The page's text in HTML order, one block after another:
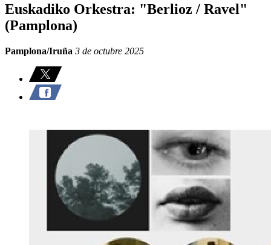
Euskadiko Orkestra: "Berlioz / Ravel"
(Pamplona)
Pamplona/Iruña 3 de octubre 2025